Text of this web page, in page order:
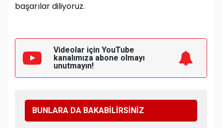
başarılar diliyoruz.
Videolar için YouTube
kanalımıza abone olmayı
unutmayın!
BUNLARA DA BAKABİLİRSİNİZ